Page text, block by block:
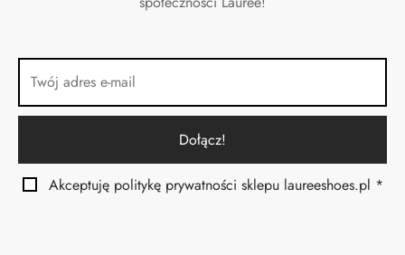
Akceptuję politykę prywatności sklepu laureeshoes.pl *